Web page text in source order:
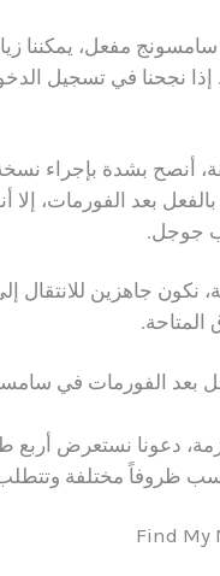
إذا نجحنا في تسجيل
أنصح بشدة بإجراء
بعد الفورمات،
جوجل.
نكون جاهزين للانتقال
الفورمات في
دعونا نستعرض أربع
ظروفاً مختلفة وتتطلب